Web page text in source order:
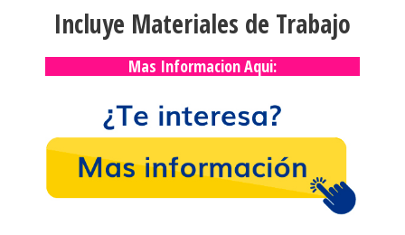
Incluye Materiales de Trabajo
Mas Informacion Aqui: